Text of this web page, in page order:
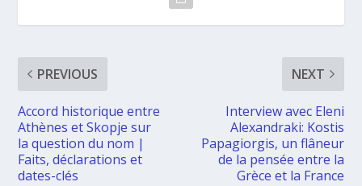
PREVIOUS
Accord historique entre
Athènes et Skopje sur
la question du nom |
Faits, déclarations et
dates-clés
NEXT
Interview avec Eleni
Alexandraki: Kostis
Papagiorgis, un flâneur
de la pensée entre la
Grèce et la France